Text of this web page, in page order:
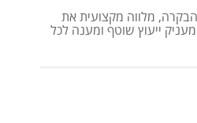
מלווה מקצועית את
ייעוץ שוטף ומענה לכל